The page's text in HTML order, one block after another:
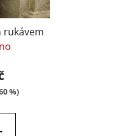
rukávem
%)